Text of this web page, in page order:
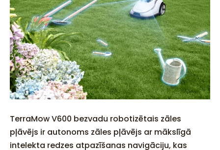
TerraMow V600 bezvadu robotizētais zāles
pļāvējs ir autonoms zāles pļāvējs ar mākslīgā
intelekta redzes atpazīšanas navigāciju, kas